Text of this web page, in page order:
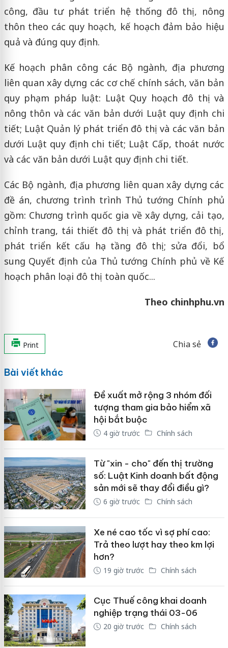
công, đầu tư phát triển hệ thống đô thị, nông
thôn theo các quy hoạch, kế hoạch đảm bảo hiệu
quả và đúng quy định.
Kế hoạch phân công các Bộ ngành, địa phương
liên quan xây dựng các cơ chế chính sách, văn bản
quy phạm pháp luật: Luật Quy hoạch đô thị và
nông thôn và các văn bản dưới Luật quy định chi
tiết; Luật Quản lý phát triển đô thị và các văn bản
dưới Luật quy định chi tiết; Luật Cấp, thoát nước
và các văn bản dưới Luật quy định chi tiết.
Các Bộ ngành, địa phương liên quan xây dựng các
đề án, chương trình trình Thủ tướng Chính phủ
gồm: Chương trình quốc gia về xây dựng, cải tạo,
chỉnh trang, tái thiết đô thị và phát triển đô thị,
phát triển kết cấu hạ tầng đô thị; sửa đổi, bổ
sung Quyết định của Thủ tướng Chính phủ về Kế
hoạch phân loại đô thị toàn quốc...
Theo chinhphu.vn
Print Chia sẻ
Bài viết khác
Đề xuất mở rộng 3 nhóm đối
tượng tham gia bảo hiểm xã
hội bắt buộc
4 giờ trước Chính sách
Từ "xin - cho" đến thị trường
số: Luật Kinh doanh bất động
sản mới sẽ thay đổi điều gì?
6 giờ trước Chính sách
Xe né cao tốc vì sợ phí cao:
Trả theo lượt hay theo km lợi
hơn?
19 giờ trước Chính sách
Cục Thuế công khai doanh
nghiệp trạng thái 03-06
20 giờ trước Chính sách